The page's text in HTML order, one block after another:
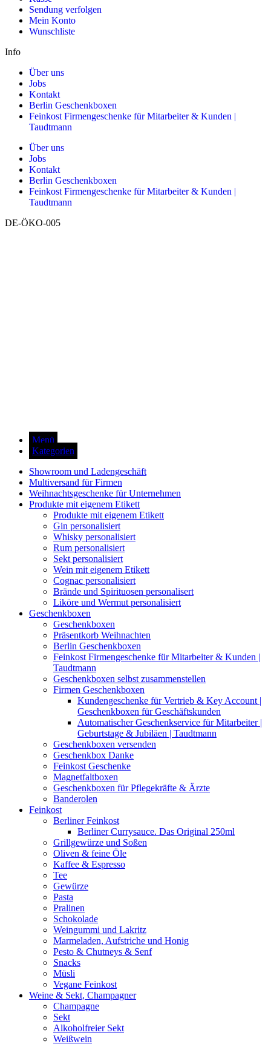
Sendung verfolgen
Mein Konto
Wunschliste
Info
Über uns
Jobs
Kontakt
Berlin Geschenkboxen
Feinkost Firmengeschenke für Mitarbeiter & Kunden |
Taudtmann
Über uns
Jobs
Kontakt
Berlin Geschenkboxen
Feinkost Firmengeschenke für Mitarbeiter & Kunden |
Taudtmann
DE-ÖKO-005
Menü
Kategorien
Showroom und Ladengeschäft
Multiversand für Firmen
Weihnachtsgeschenke für Unternehmen
Produkte mit eigenem Etikett
Produkte mit eigenem Etikett
Gin personalisiert
Whisky personalisiert
Rum personalisiert
Sekt personalisiert
Wein mit eigenem Etikett
Cognac personalisiert
Brände und Spirituosen personalisert
Liköre und Wermut personalisiert
Geschenkboxen
Geschenkboxen
Präsentkorb Weihnachten
Berlin Geschenkboxen
Feinkost Firmengeschenke für Mitarbeiter & Kunden |
Taudtmann
Geschenkboxen selbst zusammenstellen
Firmen Geschenkboxen
Kundengeschenke für Vertrieb & Key Account |
Geschenkboxen für Geschäftskunden
Automatischer Geschenkservice für Mitarbeiter |
Geburtstage & Jubiläen | Taudtmann
Geschenkboxen versenden
Geschenkbox Danke
Feinkost Geschenke
Magnetfaltboxen
Geschenkboxen für Pflegekräfte & Ärzte
Banderolen
Feinkost
Berliner Feinkost
Berliner Currysauce. Das Original 250ml
Grillgewürze und Soßen
Oliven & feine Öle
Kaffee & Espresso
Tee
Gewürze
Pasta
Pralinen
Schokolade
Weingummi und Lakritz
Marmeladen, Aufstriche und Honig
Pesto & Chutneys & Senf
Snacks
Müsli
Vegane Feinkost
Weine & Sekt, Champagner
Champagne
Sekt
Alkoholfreier Sekt
Weißwein